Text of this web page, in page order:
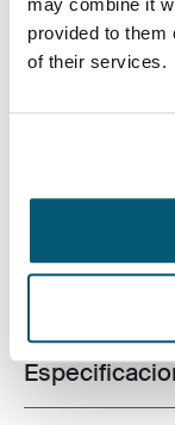
provided to them
of their services.
Un estuche
Todas las